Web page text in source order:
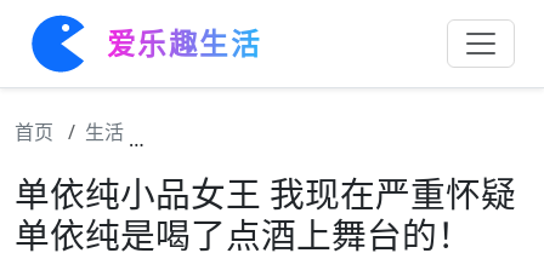
爱乐趣生活
首页 生活
单依纯小品女王 我现在严重怀疑
单依纯是喝了点酒上舞台的！